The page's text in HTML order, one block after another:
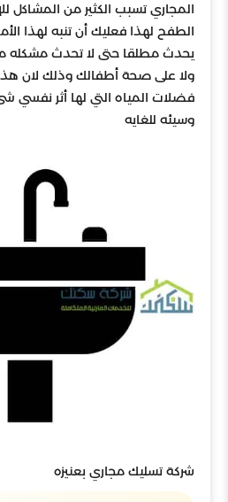
المجاري تسبب الكثير من المشاكل
الطفح لهذا فعليك أن تنبه لهذا
يحدث مطلقا حتى لا تحدث مشكله
ولا على صحة أطفالك وذلك لان
فضلات المياه التي لها أثر نفسي
وسيئه للغايه
شركة تسليك مجاري بعنيزه